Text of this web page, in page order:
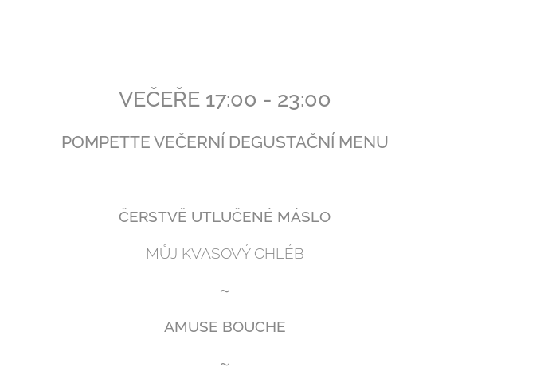
VEČEŘE 17:00 - 23:00
POMPETTE VEČERNÍ DEGUSTAČNÍ MENU
ČERSTVĚ UTLUČENÉ MÁSLO
MŮJ KVASOVÝ CHLÉB
～
AMUSE BOUCHE
～